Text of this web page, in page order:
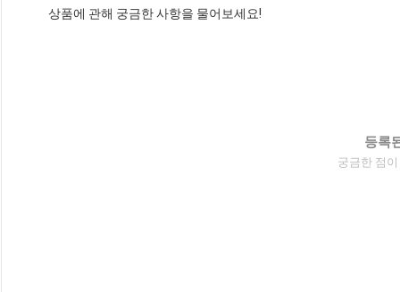
상품에 관해 궁금한 사항을 물어보세요!
등록
궁금한 점